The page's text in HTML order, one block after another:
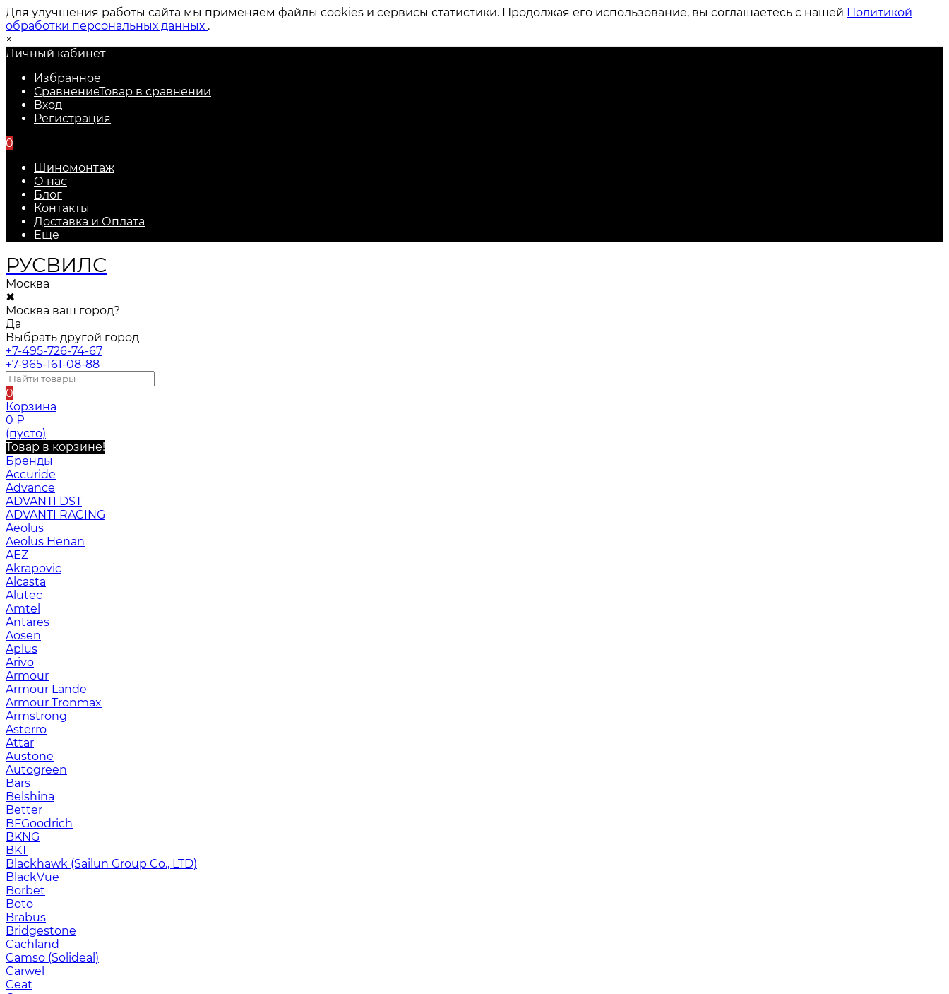
Для улучшения работы сайта мы применяем файлы cookies и сервисы статистики. Продолжая его использование, вы соглашаетесь с нашей Политикой
обработки персональных данных .
×
Личный кабинет
Избранное
СравнениеТовар в сравнении
Вход
Регистрация
0
Шиномонтаж
О нас
Блог
Контакты
Доставка и Оплата
Еще
РУСВИЛС
Москва
✖
Москва ваш город?
Да
Выбрать другой город
+7-495-726-74-67
+7-965-161-08-88
0
Корзина
0 ₽
(пусто)
Товар в корзине!
Бренды
Accuride
Advance
ADVANTI DST
ADVANTI RACING
Aeolus
Aeolus Henan
AEZ
Akrapovic
Alcasta
Alutec
Amtel
Antares
Aosen
Aplus
Arivo
Armour
Armour Lande
Armour Tronmax
Armstrong
Asterro
Attar
Austone
Autogreen
Bars
Belshina
Better
BFGoodrich
BKNG
BKT
Blackhawk (Sailun Group Co., LTD)
BlackVue
Borbet
Boto
Brabus
Bridgestone
Cachland
Camso (Solideal)
Carwel
Ceat